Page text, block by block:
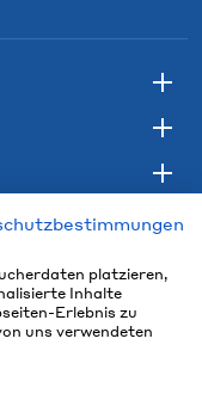
platzieren,
Inhalte
Erlebnis zu
uns verwendeten